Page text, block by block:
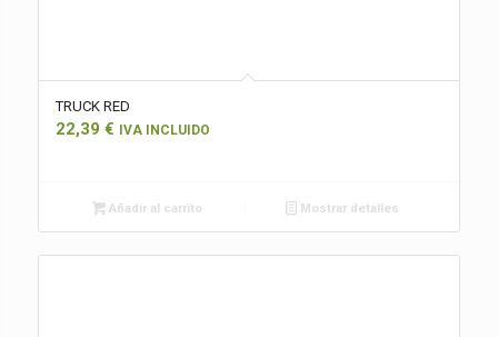
TRUCK RED
22,39 € IVA INCLUIDO
Añadir al carrito Mostrar detalles